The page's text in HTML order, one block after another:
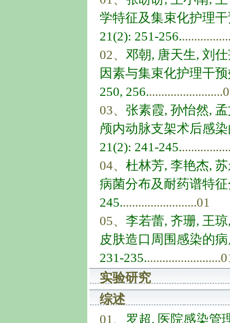
学特征及集束化护理
21(2): 251-256.
02、 邓朝, 唐天生, 刘
因素与集束化护理干
250, 256.
03、 张素霞, 孙怡然,
颅内动脉支架术后感
21(2): 241-245.
04、 杜林芳, 李艳杰,
病菌分布及耐药谱特
245.........................01
05、 李若蕾, 齐珊, 王
皮肤造口周围感染的
231-235.
实验研究
综述
01、 罗超. 医院感染管